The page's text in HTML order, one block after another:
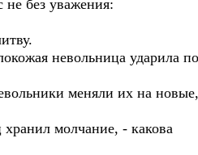
не без уважения:
невольница ударила
меняли их на новые,
молчание, - какова